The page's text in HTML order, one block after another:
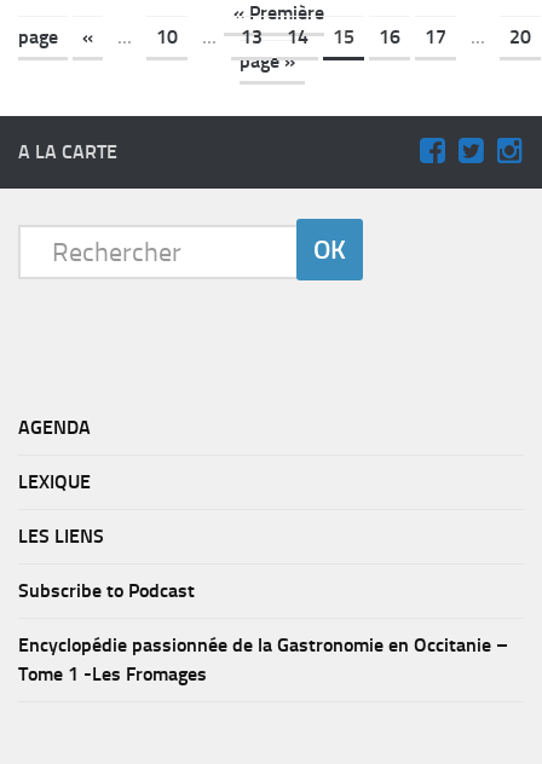
« Première
page
« ... 10 ... 13 14 15 16 17 ...
20
page »
A LA CARTE
AGENDA
LEXIQUE
LES LIENS
Subscribe to Podcast
Encyclopédie passionnée de la Gastronomie en Occitanie –
Tome 1 -Les Fromages